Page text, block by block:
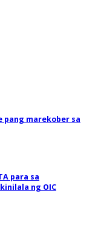
pang marekober sa
para sa
ng OIC